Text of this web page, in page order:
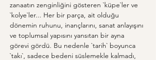
zanaatın zenginliğini gösteren `küpe`ler ve
`kolye`ler... Her bir parça, ait olduğu
dönemin ruhunu, inançlarını, sanat anlayışını
ve toplumsal yapısını yansıtan bir ayna
görevi gördü. Bu nedenle `tarih` boyunca
`takı`, sadece bedeni süslemekle kalmadı,